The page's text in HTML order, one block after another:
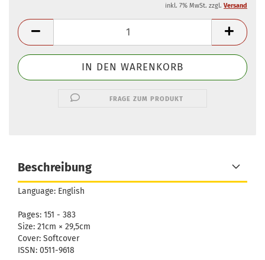
inkl. 7% MwSt. zzgl. Versand
FRAGE ZUM PRODUKT
Beschreibung
Language: English
Pages: 151 - 383
Size: 21cm × 29,5cm
Cover: Softcover
ISSN: 0511-9618